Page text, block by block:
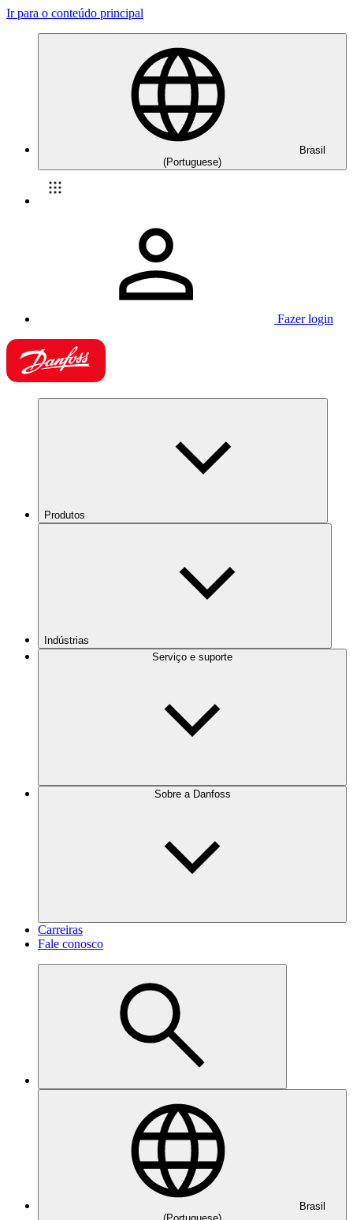
Ir para o conteúdo principal
Brasil
(Portuguese)
Fazer login
Produtos
Indústrias
Serviço e suporte
Sobre a Danfoss
Carreiras
Fale conosco
Brasil